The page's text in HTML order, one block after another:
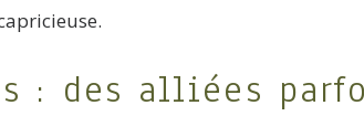
: des alliées